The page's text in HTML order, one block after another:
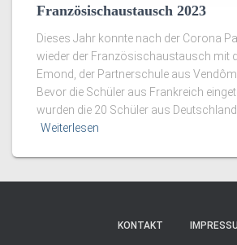
Französischaustausch 2023
Dieses Jahr konnte nach der Corona
wieder der Französischaustausch mit
Emond, der Partnerschule aus
Bevor die Schüler aus Frankreich
wurden die 20 Schüler aus
Weiterlesen
KONTAKT